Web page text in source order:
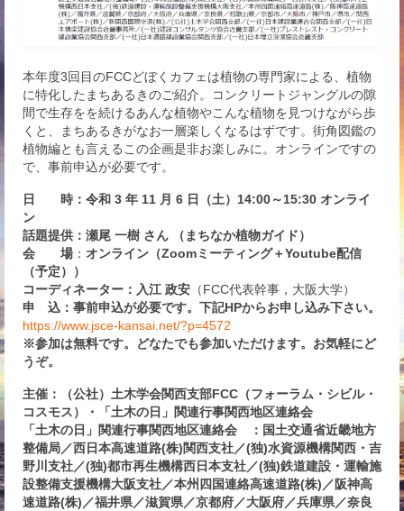
本年度3回目のFCCどぼくカフェは植物の専門家による、植物
に特化したまちあるきのご紹介。コンクリートジャングルの隙
間で生存をを続けるあんな植物やこんな植物を見つけながら歩
くと、まちあるきがなお一層楽しくなるはずです。街角図鑑の
植物編とも言えるこの企画是非お楽しみに。オンラインですの
で、事前申込が必要です。
日 時：令和 3 年 11 月 6 日（土）14:00～15:30 オンライ
ン
話題提供：瀬尾 一樹 さん （まちなか植物ガイド）
会 場 ： オンライン（Zoomミーティング＋Youtube配信
（予定））
コーディネーター：入江 政安 （FCC代表幹事，大阪大学）
申 込：事前申込が必要です。下記HPからお申し込み下さい。
https://www.jsce-kansai.net/?p=4572
※参加は無料です。どなたでも参加いただけます。お気軽にど
うぞ。
主催：（公社）土木学会関西支部FCC（フォーラム・シビル・
コスモス）・「土木の日」関連行事関西地区連絡会
「土木の日」関連行事関西地区連絡会 ：国土交通省近畿地方
整備局／西日本高速道路(株)関西支社／(独)水資源機構関西・吉
野川支社／(独)都市再生機構西日本支社／(独)鉄道建設・運輸施
設整備支援機構大阪支社／本州四国連絡高速道路(株)／阪神高
速道路(株)／福井県／滋賀県／京都府／大阪府／兵庫県／奈良